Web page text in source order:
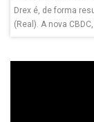
Drex é, de forma
(Real). A nova